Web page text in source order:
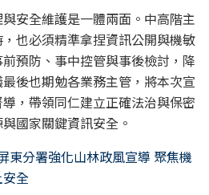
安全維護是一體兩面。中高階主
也必須精準拿捏資訊公開與機敏
預防、事中控管與事後檢討，降
後也期勉各業務主管，將本次宣
，帶領同仁建立正確法治與保密
國家關鍵資訊安全。
東分署強化山林政風宣導 聚焦機
全